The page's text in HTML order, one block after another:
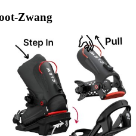
Zwang